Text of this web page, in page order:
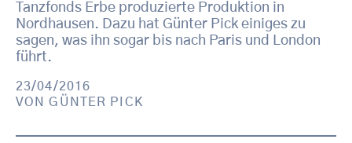
Tanzfonds Erbe produzierte Produktion in
Nordhausen. Dazu hat Günter Pick einiges zu
sagen, was ihn sogar bis nach Paris und London
führt.
23/04/2016
VONGÜNTER PICK